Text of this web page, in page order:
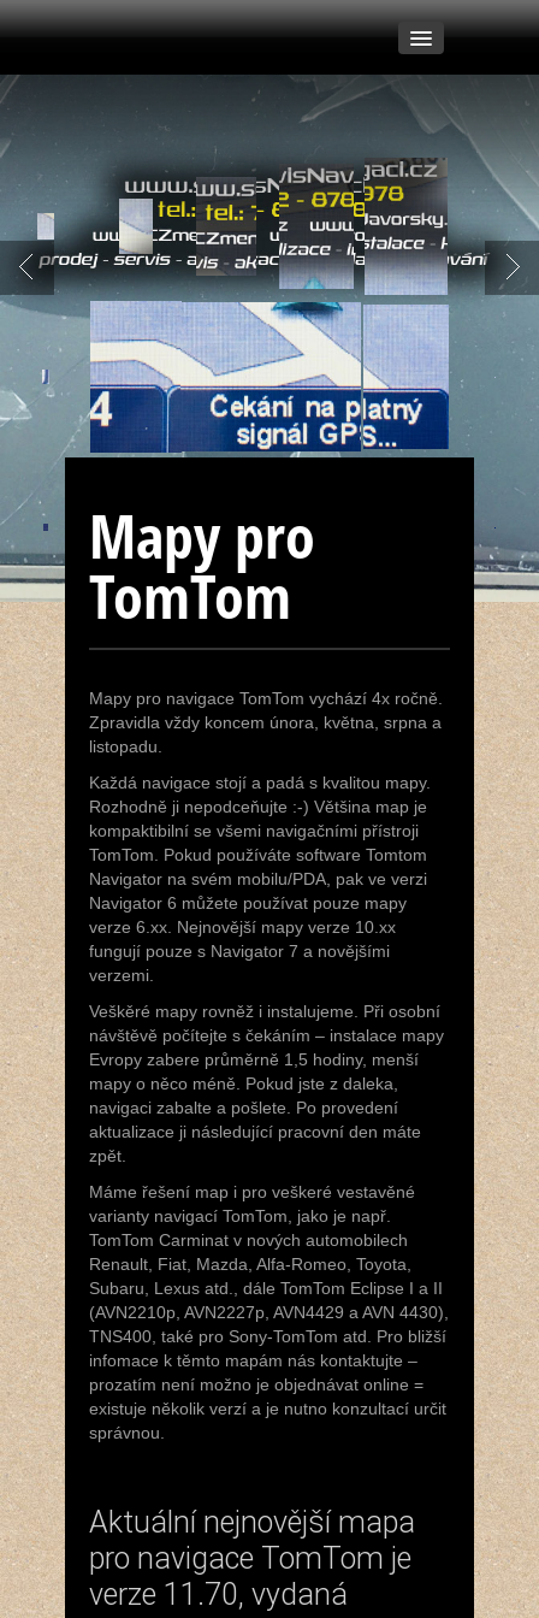
My
Naše práce
Aktualizace
Montáže
Navigace
Kódování
Sledování
Bazar
JJ & Fresh
Kontakt
Mapy pro
TomTom
Mapy pro navigace TomTom vychází 4x ročně.
Zpravidla vždy koncem února, května, srpna a
listopadu.
Každá navigace stojí a padá s kvalitou mapy.
Rozhodně ji nepodceňujte :-) Většina map je
kompaktibilní se všemi navigačními přístroji
TomTom. Pokud používáte software Tomtom
Navigator na svém mobilu/PDA, pak ve verzi
Navigator 6 můžete používat pouze mapy
verze 6.xx. Nejnovější mapy verze 10.xx
fungují pouze s Navigator 7 a novějšími
verzemi.
Veškěré mapy rovněž i instalujeme. Při osobní
návštěvě počítejte s čekáním – instalace mapy
Evropy zabere průměrně 1,5 hodiny, menší
mapy o něco méně. Pokud jste z daleka,
navigaci zabalte a pošlete. Po provedení
aktualizace ji následující pracovní den máte
zpět.
Máme řešení map i pro veškeré vestavěné
varianty navigací TomTom, jako je např.
TomTom Carminat v nových automobilech
Renault, Fiat, Mazda, Alfa-Romeo, Toyota,
Subaru, Lexus atd., dále TomTom Eclipse I a II
(AVN2210p, AVN2227p, AVN4429 a AVN 4430),
TNS400, také pro Sony-TomTom atd. Pro bližší
infomace k těmto mapám nás kontaktujte –
prozatím není možno je objednávat online =
existuje několik verzí a je nutno konzultací určit
správnou.
Aktuální nejnovější mapa
pro navigace TomTom je
verze 11.70, vydaná